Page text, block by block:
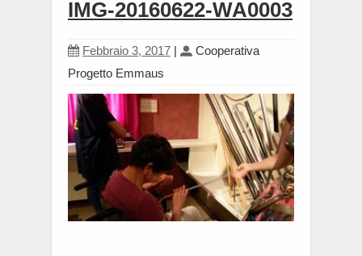
IMG-20160622-WA0003
Febbraio 3, 2017 |
Cooperativa
Progetto Emmaus